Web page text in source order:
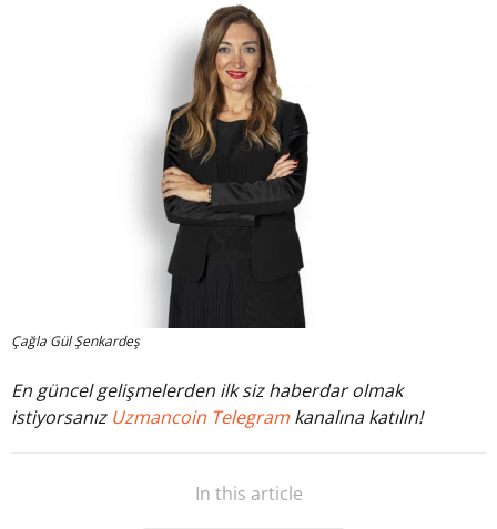
Çağla Gül Şenkardeş
En güncel gelişmelerden ilk siz haberdar olmak
istiyorsanız Uzmancoin Telegram kanalına katılın!
In this article